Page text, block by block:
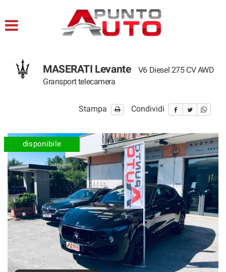
ACQUISTIAMO USATO
CONTATTI
MASERATI Levante
V6 Diesel 275 CV AWD
Gransport telecamera
Stampa Condividi
disponibile